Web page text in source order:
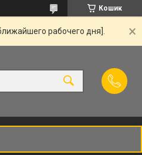
Кошик
рабочего дня].